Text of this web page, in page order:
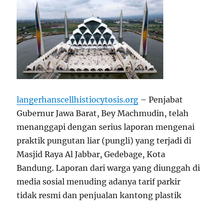
langerhanscellhistiocytosis.org – Penjabat
Gubernur Jawa Barat, Bey Machmudin, telah
menanggapi dengan serius laporan mengenai
praktik pungutan liar (pungli) yang terjadi di
Masjid Raya Al Jabbar, Gedebage, Kota
Bandung. Laporan dari warga yang diunggah di
media sosial menuding adanya tarif parkir
tidak resmi dan penjualan kantong plastik